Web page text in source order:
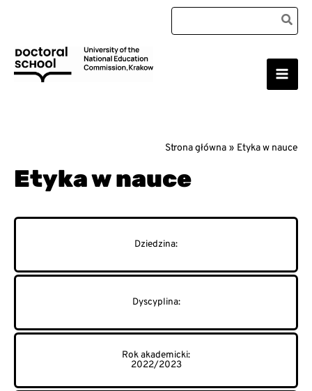
Search
for:
Main
Strona główna Etyka w nauce
Etyka w nauce
2022/2023